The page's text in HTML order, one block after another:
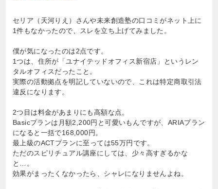
セリア（天河りえ）さんや未来創造塾の口コミがネット上に
1件もなかったので、スレを立ち上げてみました。
僕が気になったのは2点です。
1つは、住所が「ユナイテッドオフィス新宿店」というレン
タルオフィスだったこと。
実際の活動拠点を明記していないので、これは特定商取引法
違反になります。
2つ目は料金があまりにも高額な点。
Basicプランは月額2,200円と可愛いもんですが、ARIAプラン
になると一括で168,000円。
最上級のACTプランに至っては55万円です。
ただのスピリチュアル講座にしては、少々高すぎるかな
と…。
効果がまったくなかったら、シャレになりませんよね。